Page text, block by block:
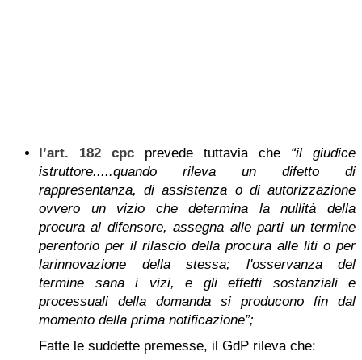
l’art. 182 cpc prevede tuttavia che “il giudice
istruttore.....quando rileva un difetto di
rappresentanza, di assistenza o di autorizzazione
ovvero un vizio che determina la nullità della
procura al difensore, assegna alle parti un termine
perentorio per il rilascio della procura alle liti o per
larinnovazione della stessa; l'osservanza del
termine sana i vizi, e gli effetti sostanziali e
processuali della domanda si producono fin dal
momento della prima notificazione”;
Fatte le suddette premesse, il GdP rileva che: